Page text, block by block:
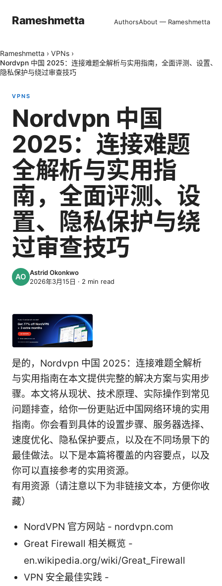
Rameshmetta AuthorsAbout — Rameshmetta
Rameshmetta › VPNs ›
Nordvpn 中国 2025：连接难题全解析与实用指南，全面评测、设置、
隐私保护与绕过审查技巧
VPNS
Nordvpn 中国
2025：连接难题
全解析与实用指
南，全面评测、设
置、隐私保护与绕
过审查技巧
Astrid Okonkwo
2026年3月15日 · 2 min read
是的，Nordvpn 中国 2025：连接难题全解析
与实用指南在本文提供完整的解决方案与实用步
骤。本文将从现状、技术原理、实际操作到常见
问题排查，给你一份更贴近中国网络环境的实用
指南。你会看到具体的设置步骤、服务器选择、
速度优化、隐私保护要点，以及在不同场景下的
最佳做法。以下是本篇将覆盖的内容要点，以及
你可以直接参考的实用资源。
有用资源（请注意以下为非链接文本，方便你收
藏）
NordVPN 官方网站 - nordvpn.com
Great Firewall 相关概览 -
en.wikipedia.org/wiki/Great_Firewall
VPN 安全最佳实践 -